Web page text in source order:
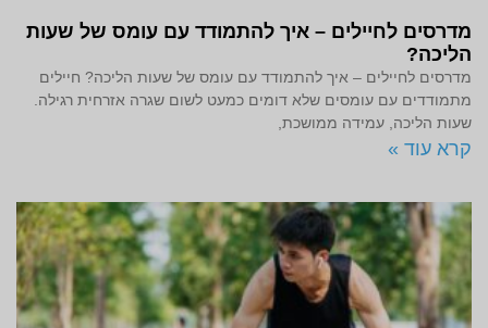
מדרסים לחיילים – איך להתמודד עם עומס של שעות
הליכה?
מדרסים לחיילים – איך להתמודד עם עומס של שעות הליכה? חיילים
מתמודדים עם עומסים שלא דומים כמעט לשום שגרה אזרחית רגילה.
שעות הליכה, עמידה ממושכת,
קרא עוד »